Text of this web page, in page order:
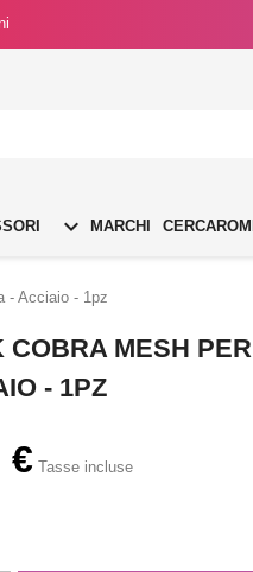
 MARCHI
- Acciaio - 1pz
COBRA MESH
- 1PZ
€ Tasse incluse